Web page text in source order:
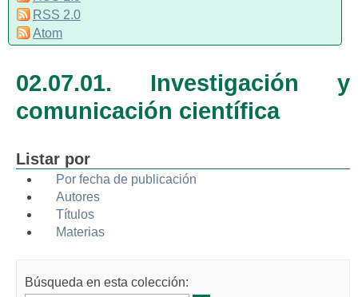
02.07.01. Investigación y
comunicación científica
Listar por
Por fecha de publicación
Autores
Títulos
Materias
Búsqueda en esta colección:
RSS 2.0
Atom